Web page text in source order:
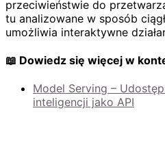
przeciwieństwie do
tu analizowane w sposób
umożliwia interaktywne
📖 Dowiedz się więcej w
Model Serving –
inteligencji jako API